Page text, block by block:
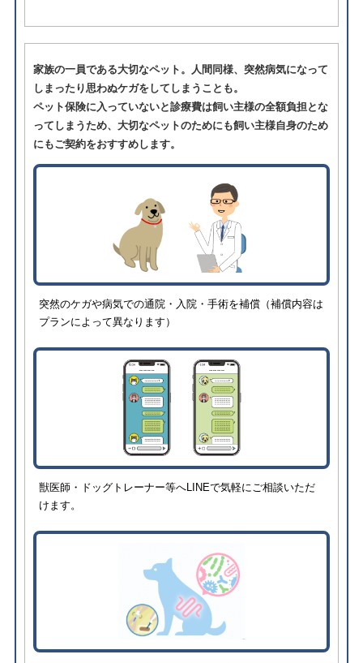
家族の一員である大切なペット。人間同様、突然病気になって
しまったり思わぬケガをしてしまうことも。
ペット保険に入っていないと診療費は飼い主様の全額負担とな
ってしまうため、大切なペットのためにも飼い主様自身のため
にもご契約をおすすめします。
突然のケガや病気での通院・入院・手術を補償（補償内容は
プランによって異なります）
獣医師・ドッグトレーナー等へLINEで気軽にご相談いただ
けます。